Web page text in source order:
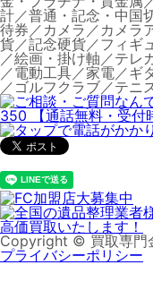
計／普通・記念・中国
待券／カメラ／カメラ
貨／記念硬貨／フィギ
／絵画・掛け軸／テレ
／電動工具／家電／ギ
／ゴルフクラブ／テニ
Copyright © 買取専門
プライバシーポリシー